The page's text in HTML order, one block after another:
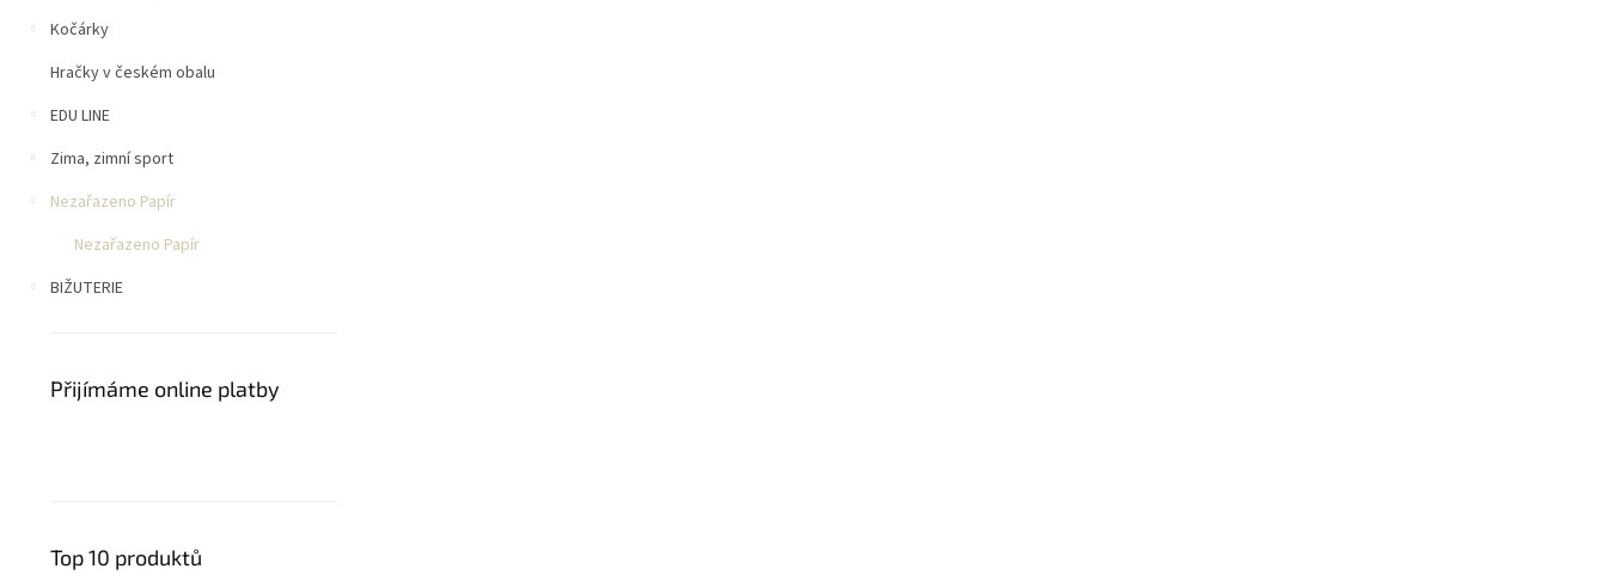
Kočárky
Hračky v českém obalu
EDU LINE
Zima, zimní sport
Nezařazeno Papír
Nezařazeno Papír
BIŽUTERIE
Přijímáme online platby
Top 10 produktů